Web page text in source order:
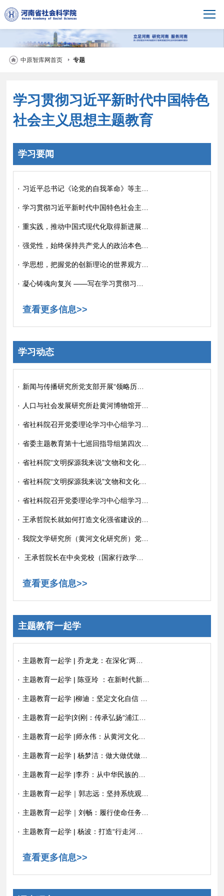
中原智库网首页 专题
学习贯彻习近平新时代中国特色
社会主义思想主题教育
学习要闻
· 习近平总书记《论党的自我革命》等主题教育学习材料出版发行
· 学习贯彻习近平新时代中国特色社会主义思想主题教育工作会议在京召开
· 重实践，推动中国式现代化取得新进展新突破——牢牢把握主题教育总要求③
· 强党性，始终保持共产党人的政治本色——牢牢把握主题教育总要求②
· 学思想，把握党的创新理论的世界观方法论——牢牢把握主题教育总要求①
· 凝心铸魂向复兴 ——写在学习贯彻习近平新时代中国特色社会主义思想主题教育启动之际
查看更多信息>>
学习动态
· 新闻与传播研究所党支部开展“领略历史魅力 坚定文化自信”主题党日活动
· 人口与社会发展研究所赴黄河博物馆开展主题党日活动
· 省社科院召开党委理论学习中心组学习（扩大）会议
· 省委主题教育第十七巡回指导组第四次现场推进会暨建章立制交流会在省社科院举行
· 省社科院“文明探源我来说”文物和文化遗产保护志愿服务宣讲团成员赴洛阳市宜阳县开展“打造华夏古都品牌 讲好黄河故事”主题宣讲活动
· 省社科院“文明探源我来说”文物和文化遗产保护志愿服务宣讲团成员赴新乡市封丘县开展“传承弘扬河洛文化 坚定文化自信自强”主题宣讲活动
· 省社科院召开党委理论学习中心组学习（扩大）专题报告会
· 王承哲院长就如何打造文化强省建设的响亮品牌接受《河南日报》专访
· 我院文学研究所（黄河文化研究所）党支部组织开展“庆七一”支部书记讲党课活动
· 王承哲院长在中央党校（国家行政学院）学员讲堂作专题报告
查看更多信息>>
主题教育一起学
· 主题教育一起学 | 乔龙龙：在深化“两个结合”中推进文化自信自强
· 主题教育一起学 | 陈亚玲 ：在新时代新的文化使命中传承弘扬中原文化
· 主题教育一起学 |柳迪：坚定文化自信 建设中华民族现代文明
· 主题教育一起学|刘刚：传承弘扬“浦江经验” 走好新时代群众路线
· 主题教育一起学 |师永伟：从黄河文化特性理解中华文明的五个突出特性
· 主题教育一起学 | 杨梦洁：做大做优做强民营经济，发挥好推进中国式现代化生力军的重要作用
· 主题教育一起学 |李乔：从中华民族的形成过程看中华文明的包容性
· 主题教育一起学｜郭志远：坚持系统观念 建设人与自然和谐共生的美丽河南
· 主题教育一起学｜刘畅：履行使命任务，践行“十个坚持”，推动网信事业高质量发展
· 主题教育一起学 | 杨波：打造“行走河南 读懂中国”金品牌，写好文旅文创融合发展大文章
查看更多信息>>